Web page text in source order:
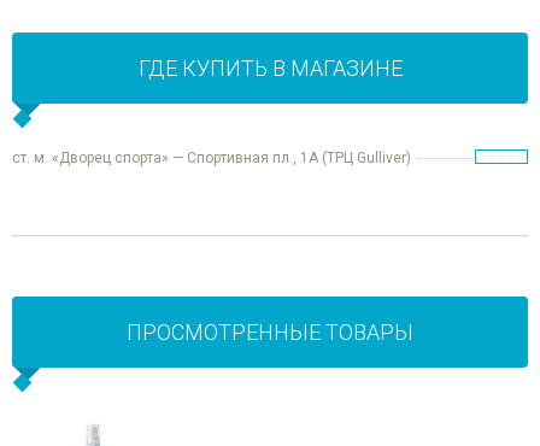
ГДЕ КУПИТЬ В МАГАЗИНЕ
ст. м. «Дворец спорта» — Спортивная пл., 1А (ТРЦ Gulliver)
ПРОСМОТРЕННЫЕ ТОВАРЫ